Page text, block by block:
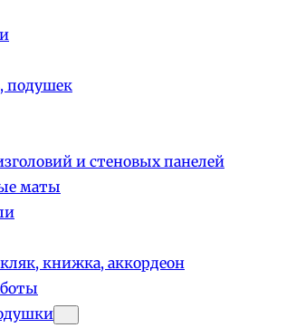
подушек
и стеновых панелей
маты
книжка, аккордеон